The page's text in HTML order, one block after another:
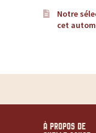
é
é
r
e
Notre
cet
À PROPOS DE